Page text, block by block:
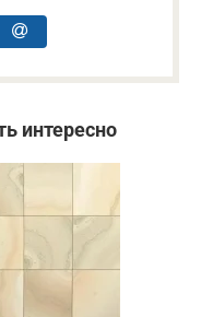
интересно